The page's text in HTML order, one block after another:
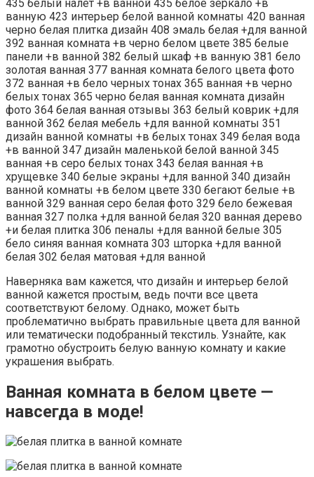
Наверняка вам кажется, что дизайн и интерьер белой
ванной кажется простым, ведь почти все цвета
соответствуют белому. Однако, может быть
проблематично выбрать правильные цвета для ванной
или тематически подобранный текстиль. Узнайте, как
грамотно обустроить белую ванную комнату и какие
украшения выбрать.
Ванная комната в белом цвете —
навсегда в моде!